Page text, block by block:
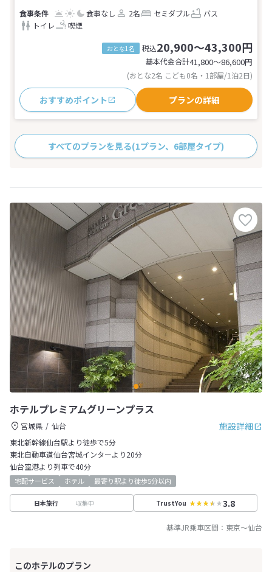
食事なし 2名 セミダブル
バス
トイレ
喫煙
おとな1名 税込20,900～43,300円
基本代金合計41,800〜86,600円
(おとな2名 こども0名・1部屋/1泊2日)
おすすめポイント プランの詳細
すべてのプランを見る(1プラン、6部屋タイプ)
ホテルプレミアムグリーンプラス
施設詳細
宮城県
仙台
東北新幹線仙台駅より徒歩で5分
東北自動車道仙台宮城インターより20分
仙台空港より列車で40分
宅配サービス ホテル 最寄り駅より徒歩5分以内
日本旅行 収集中 TrustYou 3.8
基準JR乗車区間： 東京～仙台